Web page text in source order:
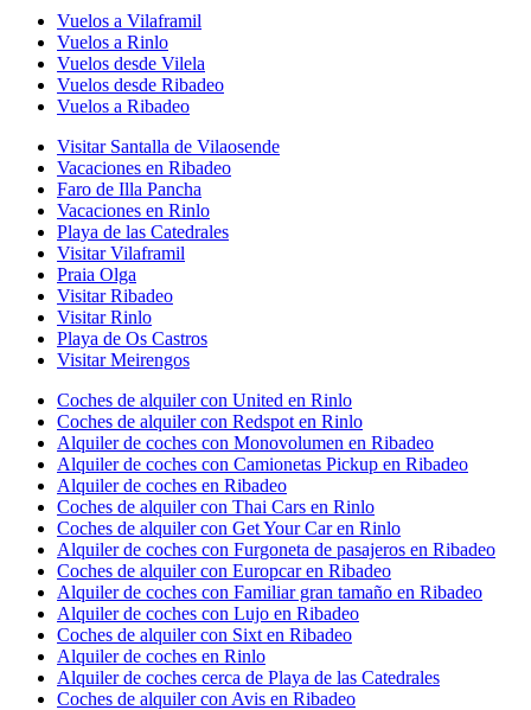
Vuelos a Vilaframil
Vuelos a Rinlo
Vuelos desde Vilela
Vuelos desde Ribadeo
Vuelos a Ribadeo
Visitar Santalla de Vilaosende
Vacaciones en Ribadeo
Faro de Illa Pancha
Vacaciones en Rinlo
Playa de las Catedrales
Visitar Vilaframil
Praia Olga
Visitar Ribadeo
Visitar Rinlo
Playa de Os Castros
Visitar Meirengos
Coches de alquiler con United en Rinlo
Coches de alquiler con Redspot en Rinlo
Alquiler de coches con Monovolumen en Ribadeo
Alquiler de coches con Camionetas Pickup en Ribadeo
Alquiler de coches en Ribadeo
Coches de alquiler con Thai Cars en Rinlo
Coches de alquiler con Get Your Car en Rinlo
Alquiler de coches con Furgoneta de pasajeros en Ribadeo
Coches de alquiler con Europcar en Ribadeo
Alquiler de coches con Familiar gran tamaño en Ribadeo
Alquiler de coches con Lujo en Ribadeo
Coches de alquiler con Sixt en Ribadeo
Alquiler de coches en Rinlo
Alquiler de coches cerca de Playa de las Catedrales
Coches de alquiler con Avis en Ribadeo